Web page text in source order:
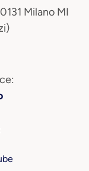
Milano MI